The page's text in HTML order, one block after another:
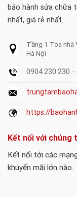
bảo hành sửa chữa
nhất, giá rẻ nhất.
Tầng 1 Tòa nhà
Hà Nội
0904.230.230
https://
Kết nối với chúng
Kết nối tới các
khuyến mãi lớn nào.